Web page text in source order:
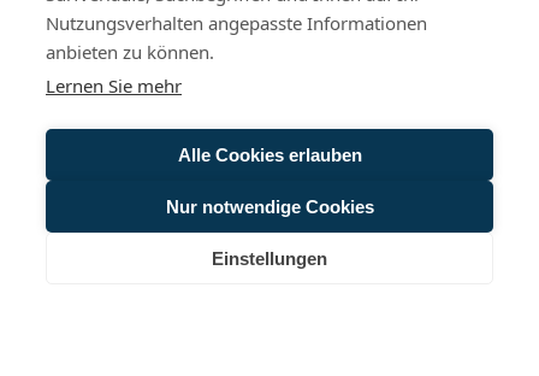
seit dem 16.12.2022 als Tourismusort prädikatisiert. Das
Gemeindegebiet, das im malerischen Klützer Winkel zwischen den
Wohlenberg mit seinem langen Sandstrand bis zu Steinbeck mit
das nach alten Originalplänen sanierte Barockschloss Bothmer mit
seiner imposanten Festonallee.
Öffnungszeiten der Stadtinformation Klütz:
Mai bis Oktober: Di, Mi, Fr 10–17 Uhr, Do 10–18 Uhr, Sa 10–16 Uhr, So
Nutzungsverhalten angepasste Informationen
anbieten zu können.
Lernen Sie mehr
Alle Cookies erlauben
Nur notwendige Cookies
Einstellungen